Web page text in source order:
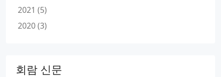
2021 (5)
2020 (3)
회람 신문